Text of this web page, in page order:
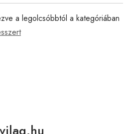
a legolcsóbbtól a kategóriában